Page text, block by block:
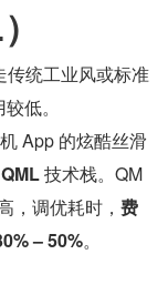
传统工业风或标准
低。
App 的炫酷丝滑
技术栈。QM
，调优耗时， 费
– 50%。